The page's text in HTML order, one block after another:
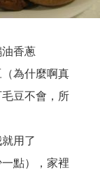
香蔥
為什麼啊真
豆不會，所
用了
點），家裡